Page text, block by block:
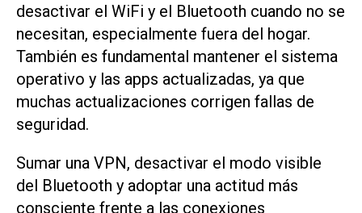
desactivar el WiFi y el Bluetooth cuando no se
necesitan, especialmente fuera del hogar.
También es fundamental mantener el sistema
operativo y las apps actualizadas, ya que
muchas actualizaciones corrigen fallas de
seguridad.
Sumar una VPN, desactivar el modo visible
del Bluetooth y adoptar una actitud más
consciente frente a las conexiones